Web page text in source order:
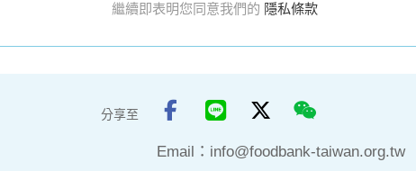
繼續即表明您同意我們的 隱私條款
分享至
Email： info@foodbank-taiwan.org.tw